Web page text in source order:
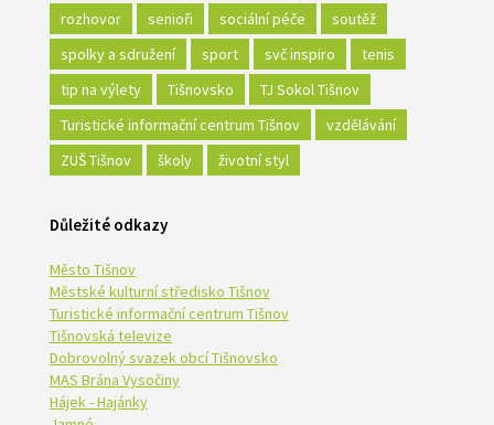
rozhovor
senioři sociální péče
soutěž
spolky a sdružení
sport svč inspiro
tenis
tip na výlety
Tišnovsko
TJ Sokol Tišnov
Turistické informační centrum Tišnov
vzdělávání
ZUŠ Tišnov
školy životní styl
Důležité odkazy
Město Tišnov
Městské kulturní středisko Tišnov
Turistické informační centrum Tišnov
Tišnovská televize
Dobrovolný svazek obcí Tišnovsko
MAS Brána Vysočiny
Hájek - Hajánky